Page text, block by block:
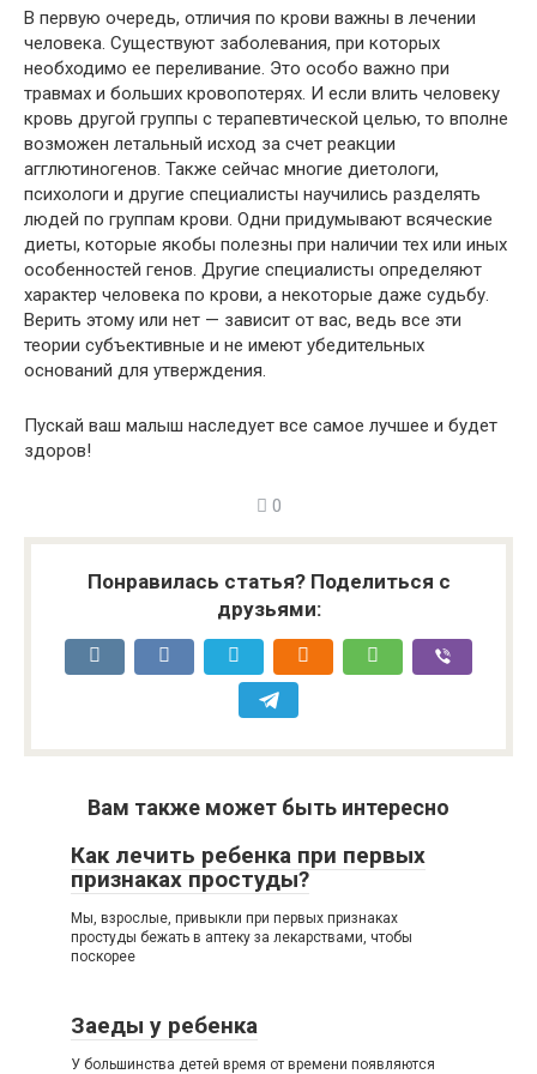
В первую очередь, отличия по крови важны в лечении
человека. Существуют заболевания, при которых
необходимо ее переливание. Это особо важно при
травмах и больших кровопотерях. И если влить человеку
кровь другой группы с терапевтической целью, то вполне
возможен летальный исход за счет реакции
агглютиногенов. Также сейчас многие диетологи,
психологи и другие специалисты научились разделять
людей по группам крови. Одни придумывают всяческие
диеты, которые якобы полезны при наличии тех или иных
особенностей генов. Другие специалисты определяют
характер человека по крови, а некоторые даже судьбу.
Верить этому или нет — зависит от вас, ведь все эти
теории субъективные и не имеют убедительных
оснований для утверждения.
Пускай ваш малыш наследует все самое лучшее и будет
здоров!
0
Понравилась статья? Поделиться с
друзьями:
Вам также может быть интересно
Как лечить ребенка при первых
признаках простуды?
Мы, взрослые, привыкли при первых признаках
простуды бежать в аптеку за лекарствами, чтобы
поскорее
Заеды у ребенка
У большинства детей время от времени появляются